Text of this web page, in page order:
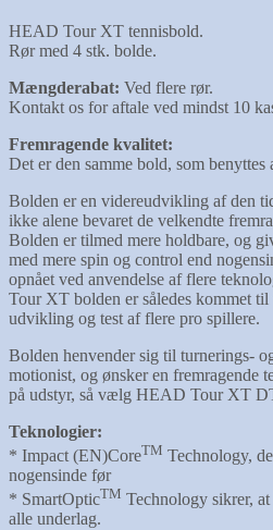
HEAD Tour XT tennisbold.
Rør med 4 stk. bolde.
Mængderabat: Ved flere rør.
Kontakt os for aftale ved mindst 10
Fremragende kvalitet:
Det er den samme bold, som
Bolden er en videreudvikling af den
ikke alene bevaret de velkendte
Bolden er tilmed mere holdbare, og
med mere spin og control end
opnået ved anvendelse af flere
Tour XT bolden er således kommet
udvikling og test af flere pro spillere.
Bolden henvender sig til turnerings-
motionist, og ønsker en fremragende
på udstyr, så vælg HEAD Tour XT
Teknologier:
* Impact (EN)CoreTM Technology,
nogensinde før
* SmartOpticTM Technology sikrer,
alle underlag.